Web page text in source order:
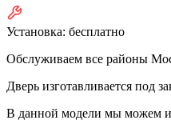
Установка: бесплатно
Обслуживаем все районы
Дверь изготавливается под
В данной модели мы можем